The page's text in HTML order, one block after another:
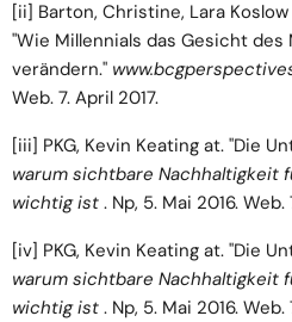
[ii] Barton, Christine, Lara
"Wie Millennials das Gesicht
verändern."
Web. 7. April 2017.
[iii] PKG, Kevin Keating at. "Die
warum sichtbare Nachhaltigkeit
wichtig ist . Np, 5. Mai 2016. Web.
[iv] PKG, Kevin Keating at. "Die
warum sichtbare Nachhaltigkeit
wichtig ist . Np, 5. Mai 2016. Web.